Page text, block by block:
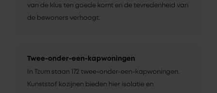
van de klus ten goede komt en de tevredenheid van
de bewoners verhoogt.
Twee-onder-een-kapwoningen
In Tzum staan 172 twee-onder-een-kapwoningen.
Kunststof kozijnen bieden hier isolatie en